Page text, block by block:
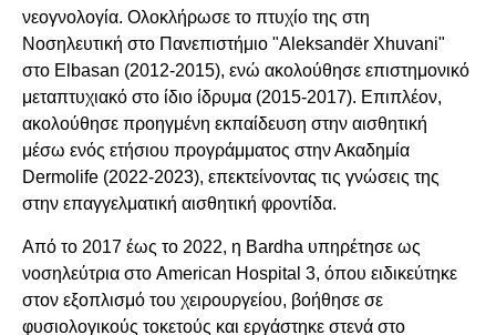
νεογνολογία. Ολοκλήρωσε το πτυχίο της στη
Νοσηλευτική στο Πανεπιστήμιο "Aleksandër Xhuvani"
στο Elbasan (2012-2015), ενώ ακολούθησε επιστημονικό
μεταπτυχιακό στο ίδιο ίδρυμα (2015-2017). Επιπλέον,
ακολούθησε προηγμένη εκπαίδευση στην αισθητική
μέσω ενός ετήσιου προγράμματος στην Ακαδημία
Dermolife (2022-2023), επεκτείνοντας τις γνώσεις της
στην επαγγελματική αισθητική φροντίδα.
Από το 2017 έως το 2022, η Bardha υπηρέτησε ως
νοσηλεύτρια στο American Hospital 3, όπου ειδικεύτηκε
στον εξοπλισμό του χειρουργείου, βοήθησε σε
φυσιολογικούς τοκετούς και εργάστηκε στενά στο